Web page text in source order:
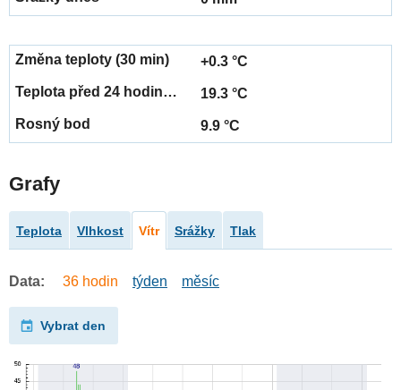
+0.3 °C
19.3 °C
9.9 °C
Grafy
Teplota Vlhkost Vítr Srážky Tlak
Data: 36 hodin týden měsíc
Vybrat den